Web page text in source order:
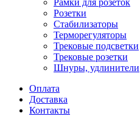
Рамки для розеток
Розетки
Стабилизаторы
Терморегуляторы
Трековые подсветки
Трековые розетки
Шнуры, удлинители
Оплата
Доставка
Контакты